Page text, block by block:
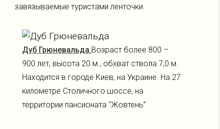
завязываемые туристами ленточки.
Дуб Грюневальда.Возраст более 800 –
900 лет, высота 20 м., обхват ствола 7,0 м.
Находится в городе Киев, на Украине. На 27
километре Столичного шоссе, на
территории пансионата “Жовтень”.